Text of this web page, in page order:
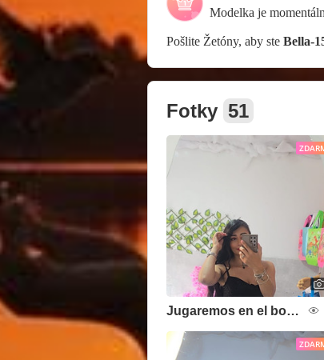
Modelka je
Pošlite Žetóny, aby ste Bella-
Fotky 51
Jugaremos en el bosque